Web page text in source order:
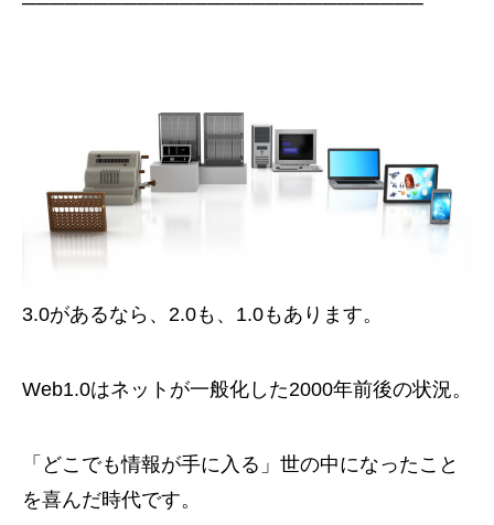
3.0があるなら、2.0も、1.0もあります。
Web1.0はネットが一般化した2000年前後の状況。
「どこでも情報が手に入る」世の中になったこと
を喜んだ時代です。